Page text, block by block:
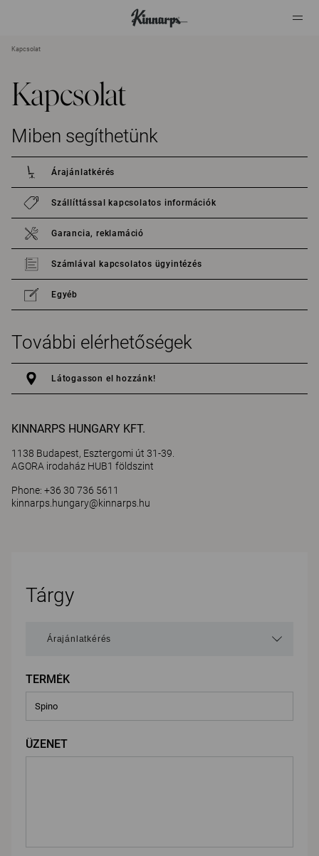
Kapcsolat
Kapcsolat
Miben segíthetünk
Árajánlatkérés
Szállíttással kapcsolatos információk
Garancia, reklamáció
Számlával kapcsolatos ügyintézés
Egyéb
További elérhetőségek
Látogasson el hozzánk!
KINNARPS HUNGARY KFT.
1138 Budapest, Esztergomi út 31-39.
AGORA irodaház HUB1 földszint
Phone: +36 30 736 5611
kinnarps.hungary@kinnarps.hu
Tárgy
TERMÉK
ÜZENET